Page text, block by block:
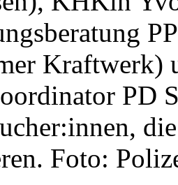
Kraftwerk)
PD
Foto: